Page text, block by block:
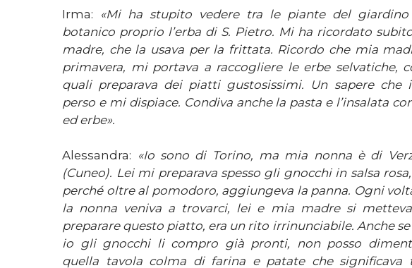
Irma: «Mi ha stupito vedere tra le piante del
botanico proprio l’erba di S. Pietro. Mi ha ricordato
madre, che la usava per la frittata. Ricordo che mia
primavera, mi portava a raccogliere le erbe selvatiche,
quali preparava dei piatti gustosissimi. Un sapere che
perso e mi dispiace. Condiva anche la pasta e l’insalata
ed erbe».
Alessandra: «Io sono di Torino, ma mia nonna è di
(Cuneo). Lei mi preparava spesso gli gnocchi in salsa
perché oltre al pomodoro, aggiungeva la panna. Ogni
la nonna veniva a trovarci, lei e mia madre si
preparare questo piatto, era un rito irrinunciabile. Anche
io gli gnocchi li compro già pronti, non posso
quella tavola colma di farina e patate che significava